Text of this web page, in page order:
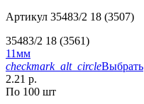
Артикул 35483/2 18 (3507)
35483/2 18 (3561)
11мм
checkmark_alt_circleВыбрать
2.21 р.
По 100 шт